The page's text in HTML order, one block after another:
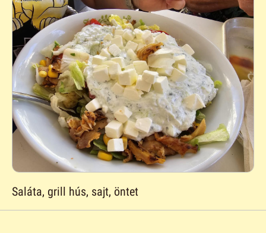
Saláta, grill hús, sajt, öntet